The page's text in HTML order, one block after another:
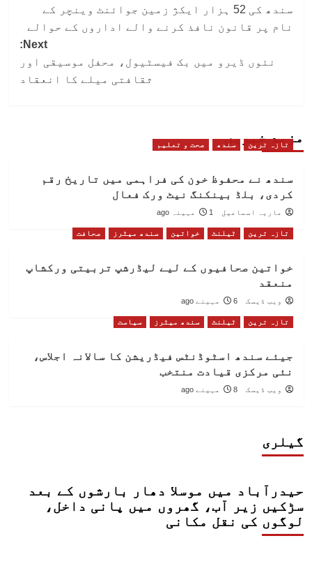
navigationسندھ کی 52 ہزار ایکژ زمین جوائنٹ وینچر کے
نام پر قانون نافذ کرنے والے اداروں کے حوالے
Next:
نئوں ڈیرو میں بک فیسٹیول، محفل موسیقی اور
ثقافتی میلے کا انعقاد
مزید خبریں
تازہ ترین سندھ صحت و تعلیم
سندھ نے محفوظ خون کی فراہمی میں تاریخ رقم
کردی، بلڈ بینکنگ نیٹ ورک فعال
ماریہ اسماعیل 1 مہینہ ago
تازہ ترین ٹیلنٹ خواتین سندھ میٹرز صحافت
خواتین صحافیوں کے لیے لیڈرشپ تربیتی ورکشاپ
منعقد
ویب ڈیسک 6 مہینے ago
تازہ ترین ٹیلنٹ سندھ میٹرز سیاست
جیئے سندھ اسٹوڈنٹس فیڈریشن کا سالانہ اجلاس،
نئی مرکزی قیادت منتخب
ویب ڈیسک 8 مہینے ago
گیلری
حیدرآباد میں موسلا دھار بارشوں کے بعد
سڑکیں زیر آب، گھروں میں پانی داخل،
لوگوں کی نقل مکانی